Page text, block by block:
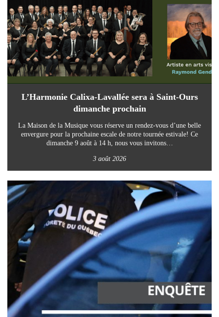
L’Harmonie Calixa-Lavallée sera à Saint-Ours
dimanche prochain
La Maison de la Musique vous réserve un rendez-vous d’une belle
envergure pour la prochaine escale de notre tournée estivale! Ce
dimanche 9 août à 14 h, nous vous invitons…
3 août 2026